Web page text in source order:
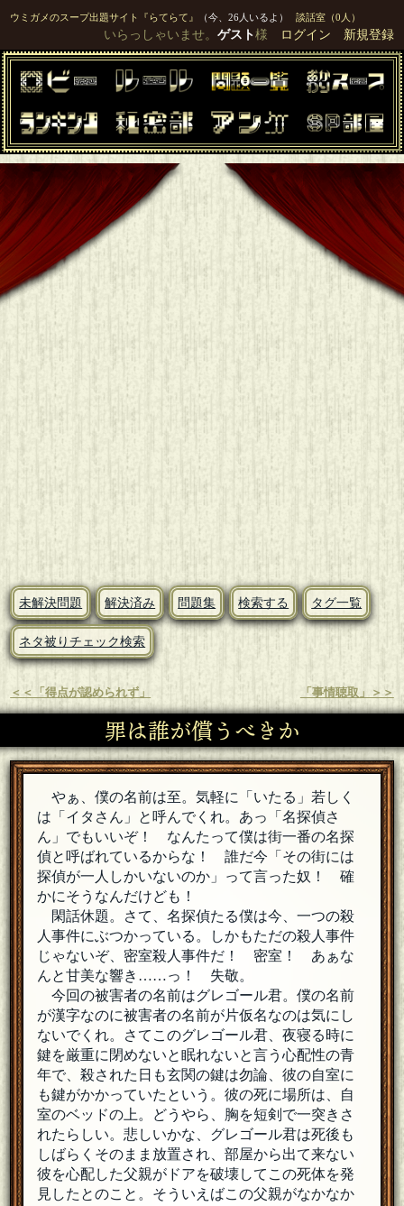
ウミガメのスープ出題サイト『らてらて』 （今、26人いるよ） 談話室（0人）
いらっしゃいませ。 ゲスト様 ログイン 新規登録
未解決問題 解決済み 問題集 検索する タグ一覧
ネタ被りチェック検索
＜＜「得点が認められず」 「事情聴取」＞＞
罪は誰が償うべきか
やぁ、僕の名前は至。気軽に「いたる」若しく
は「イタさん」と呼んでくれ。あっ「名探偵さ
ん」でもいいぞ！ なんたって僕は街一番の名探
偵と呼ばれているからな！ 誰だ今「その街には
探偵が一人しかいないのか」って言った奴！ 確
かにそうなんだけども！
閑話休題。さて、名探偵たる僕は今、一つの殺
人事件にぶつかっている。しかもただの殺人事件
じゃないぞ、密室殺人事件だ！ 密室！ あぁな
んと甘美な響き……っ！ 失敬。
今回の被害者の名前はグレゴール君。僕の名前
が漢字なのに被害者の名前が片仮名なのは気にし
ないでくれ。さてこのグレゴール君、夜寝る時に
鍵を厳重に閉めないと眠れないと言う心配性の青
年で、殺された日も玄関の鍵は勿論、彼の自室に
も鍵がかかっていたという。彼の死に場所は、自
室のベッドの上。どうやら、胸を短剣で一突きさ
れたらしい。悲しいかな、グレゴール君は死後も
しばらくそのまま放置され、部屋から出て来ない
彼を心配した父親がドアを破壊してこの死体を発
見したとのこと。そういえばこの父親がなかなか